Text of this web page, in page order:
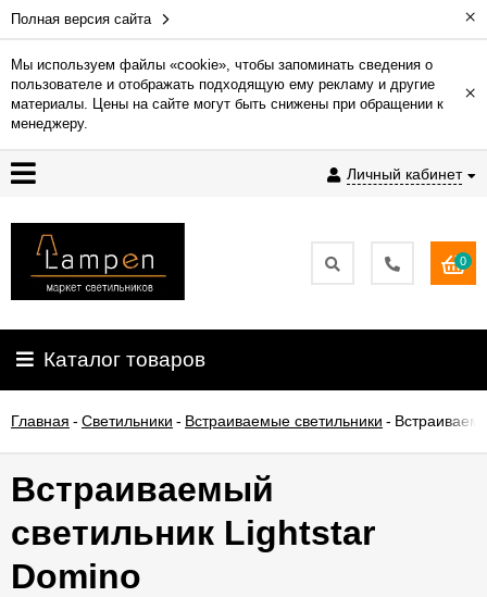
Полная версия сайта ×
Мы используем файлы «cookie», чтобы запоминать сведения о
пользователе и отображать подходящую ему рекламу и другие
материалы. Цены на сайте могут быть снижены при обращении к
менеджеру.
×
Личный кабинет
Гарантия
Доставка
и
Контакты
освещения
О
0
Каталог товаров
Главная - Светильники - Встраиваемые светильники -
Встраиваемый
светильник Lightstar
Domino